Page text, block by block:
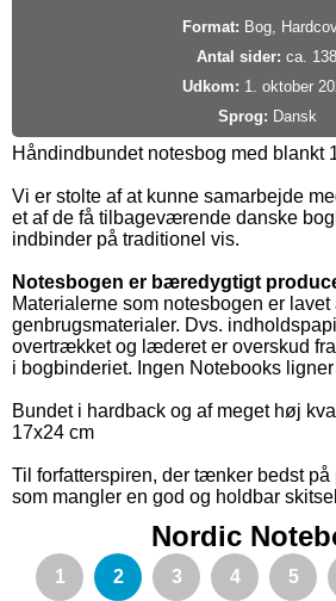
Format: Bog,
Antal sider: ca. 138
Udkom: 1. oktober
Sprog: Dansk
Håndindbundet notesbog med blankt
Vi er stolte af at kunne samarbejde
et af de få tilbageværende danske
indbinder på traditionel vis.
Notesbogen er bæredygtigt
Materialerne som notesbogen er lavet
genbrugsmaterialer. Dvs.
overtrækket og læderet er overskud
i bogbinderiet. Ingen Notebooks
Bundet i hardback og af meget høj
17x24 cm
Til forfatterspiren, der tænker bedst på
som mangler en god og holdbar
Nordic
1 2 3 4 5